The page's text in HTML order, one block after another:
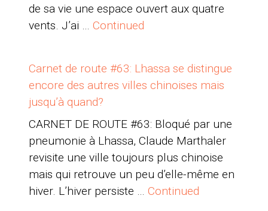
de sa vie une espace ouvert aux quatre
vents. J’ai … Continued
Carnet de route #63: Lhassa se distingue
encore des autres villes chinoises mais
jusqu’à quand?
CARNET DE ROUTE #63: Bloqué par une
pneumonie à Lhassa, Claude Marthaler
revisite une ville toujours plus chinoise
mais qui retrouve un peu d’elle-même en
hiver. L’hiver persiste … Continued